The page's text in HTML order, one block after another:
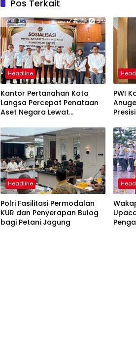
Pos Terkait
Headline
Kantor Pertanahan Kota
Langsa Percepat Penataan
Aset Negara Lewat
PWI
Headline
Polri Fasilitasi Permodalan
KUR dan Penyerapan Bulog
bagi Petani Jagung